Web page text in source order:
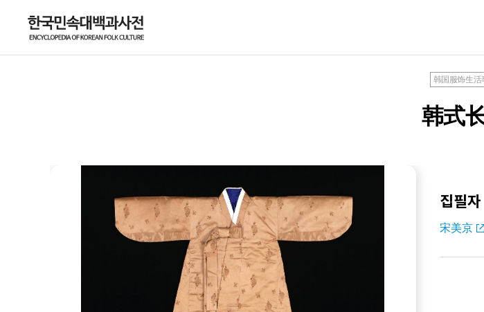
韩国服饰生活
韩式
집필자
宋美京